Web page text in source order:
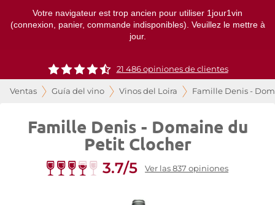
Votre navigateur est trop ancien pour utiliser 1jour1vin
(connexion, panier, commande indisponibles). Veuillez le mettre à
jour.
21 486 opiniones de clientes
Ventas Guía del vino Vinos del Loira Famille Denis -
Famille Denis - Domaine du
Petit Clocher
3.7/5 Ver las 837 opiniones